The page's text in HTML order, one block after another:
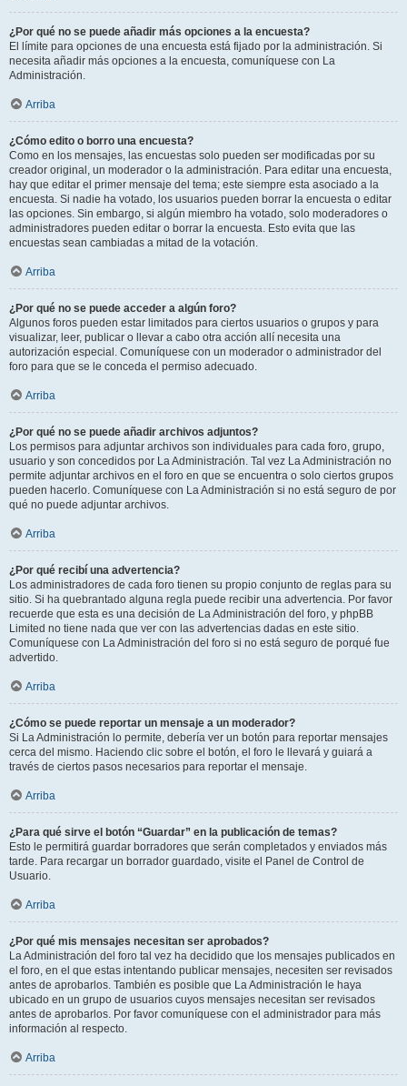
¿Por qué no se puede añadir más opciones a la encuesta?
El límite para opciones de una encuesta está fijado por la administración. Si
necesita añadir más opciones a la encuesta, comuníquese con La
Administración.
Arriba
¿Cómo edito o borro una encuesta?
Como en los mensajes, las encuestas solo pueden ser modificadas por su
creador original, un moderador o la administración. Para editar una encuesta,
hay que editar el primer mensaje del tema; este siempre esta asociado a la
encuesta. Si nadie ha votado, los usuarios pueden borrar la encuesta o editar
las opciones. Sin embargo, si algún miembro ha votado, solo moderadores o
administradores pueden editar o borrar la encuesta. Esto evita que las
encuestas sean cambiadas a mitad de la votación.
Arriba
¿Por qué no se puede acceder a algún foro?
Algunos foros pueden estar limitados para ciertos usuarios o grupos y para
visualizar, leer, publicar o llevar a cabo otra acción allí necesita una
autorización especial. Comuníquese con un moderador o administrador del
foro para que se le conceda el permiso adecuado.
Arriba
¿Por qué no se puede añadir archivos adjuntos?
Los permisos para adjuntar archivos son individuales para cada foro, grupo,
usuario y son concedidos por La Administración. Tal vez La Administración no
permite adjuntar archivos en el foro en que se encuentra o solo ciertos grupos
pueden hacerlo. Comuníquese con La Administración si no está seguro de por
qué no puede adjuntar archivos.
Arriba
¿Por qué recibí una advertencia?
Los administradores de cada foro tienen su propio conjunto de reglas para su
sitio. Si ha quebrantado alguna regla puede recibir una advertencia. Por favor
recuerde que esta es una decisión de La Administración del foro, y phpBB
Limited no tiene nada que ver con las advertencias dadas en este sitio.
Comuníquese con La Administración del foro si no está seguro de porqué fue
advertido.
Arriba
¿Cómo se puede reportar un mensaje a un moderador?
Si La Administración lo permite, debería ver un botón para reportar mensajes
cerca del mismo. Haciendo clic sobre el botón, el foro le llevará y guiará a
través de ciertos pasos necesarios para reportar el mensaje.
Arriba
¿Para qué sirve el botón “Guardar” en la publicación de temas?
Esto le permitirá guardar borradores que serán completados y enviados más
tarde. Para recargar un borrador guardado, visite el Panel de Control de
Usuario.
Arriba
¿Por qué mis mensajes necesitan ser aprobados?
La Administración del foro tal vez ha decidido que los mensajes publicados en
el foro, en el que estas intentando publicar mensajes, necesiten ser revisados
antes de aprobarlos. También es posible que La Administración le haya
ubicado en un grupo de usuarios cuyos mensajes necesitan ser revisados
antes de aprobarlos. Por favor comuníquese con el administrador para más
información al respecto.
Arriba